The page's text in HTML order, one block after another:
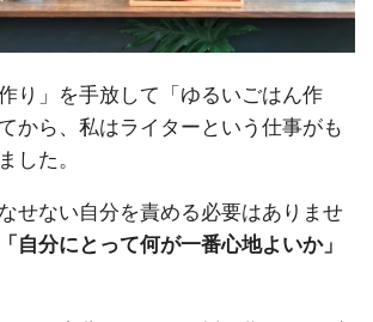
り」を手放して「ゆるいごはん作
から、私はライターという仕事がも
した。
せない自分を責める必要はありませ
「自分にとって何が一番心地よいか」